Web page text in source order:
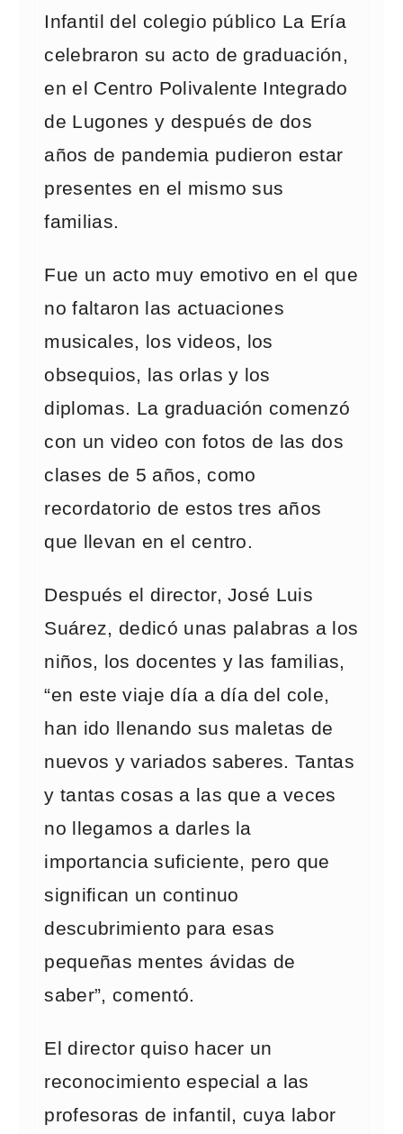
Infantil del colegio público La Ería
celebraron su acto de graduación,
en el Centro Polivalente Integrado
de Lugones y después de dos
años de pandemia pudieron estar
presentes en el mismo sus
familias.
Fue un acto muy emotivo en el que
no faltaron las actuaciones
musicales, los videos, los
obsequios, las orlas y los
diplomas. La graduación comenzó
con un video con fotos de las dos
clases de 5 años, como
recordatorio de estos tres años
que llevan en el centro.
Después el director, José Luis
Suárez, dedicó unas palabras a los
niños, los docentes y las familias,
“en este viaje día a día del cole,
han ido llenando sus maletas de
nuevos y variados saberes. Tantas
y tantas cosas a las que a veces
no llegamos a darles la
importancia suficiente, pero que
significan un continuo
descubrimiento para esas
pequeñas mentes ávidas de
saber”, comentó.
El director quiso hacer un
reconocimiento especial a las
profesoras de infantil, cuya labor